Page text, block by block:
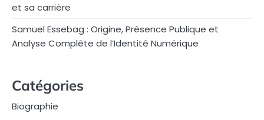
et sa carrière
Samuel Essebag : Origine, Présence Publique et
Analyse Complète de l’Identité Numérique
Catégories
Biographie